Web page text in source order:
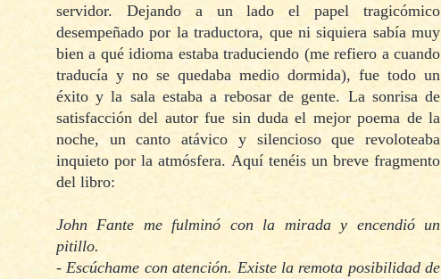
servidor. Dejando a un lado el papel tragicómico
desempeñado por la traductora, que ni siquiera sabía muy
bien a qué idioma estaba traduciendo (me refiero a cuando
traducía y no se quedaba medio dormida), fue todo un
éxito y la sala estaba a rebosar de gente. La sonrisa de
satisfacción del autor fue sin duda el mejor poema de la
noche, un canto atávico y silencioso que revoloteaba
inquieto por la atmósfera. Aquí tenéis un breve fragmento
del libro:
John Fante me fulminó con la mirada y encendió un
pitillo.
- Escúchame con atención. Existe la remota posibilidad de